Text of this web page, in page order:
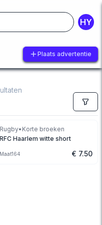
HY
Plaats advertentie
Rugby• Korte broeken
RFC Haarlem witte short
Maat164 € 7.50